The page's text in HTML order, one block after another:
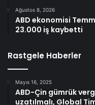
Ağustos 8, 2026
ABD ekonomisi
23.000 iş kaybetti
Rastgele Haberler
Mayıs 16, 2025
ABD-Çin gümrük
uzatılmalı, Global